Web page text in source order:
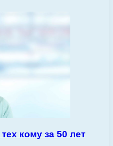
кому за 50 лет